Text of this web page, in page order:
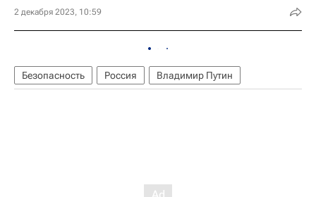
2 декабря 2023, 10:59
Безопасность Россия Владимир Путин